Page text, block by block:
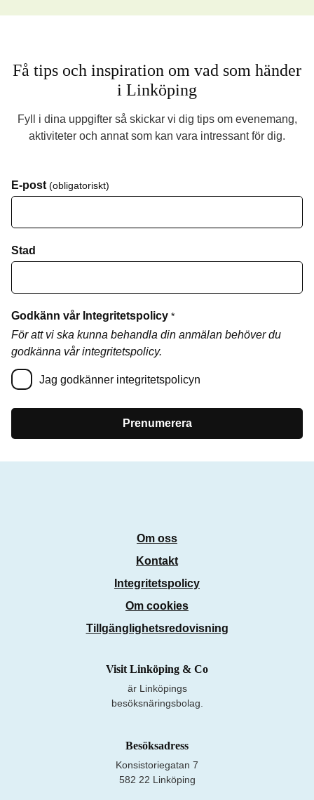
Få tips och inspiration om vad som händer
i Linköping
Fyll i dina uppgifter så skickar vi dig tips om evenemang,
aktiviteter och annat som kan vara intressant för dig.
E-post (obligatoriskt)
Stad
Godkänn vår Integritetspolicy *
För att vi ska kunna behandla din anmälan behöver du
godkänna vår integritetspolicy.
Jag godkänner integritetspolicyn
Prenumerera
Om oss
Kontakt
Integritetspolicy
Om cookies
Tillgänglighetsredovisning
Visit Linköping & Co
är Linköpings
besöksnäringsbolag.
Besöksadress
Konsistoriegatan 7
582 22 Linköping